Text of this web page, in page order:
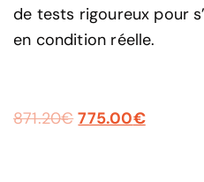
de tests rigoureux pour
en condition réelle.
871.20€ 775.00€